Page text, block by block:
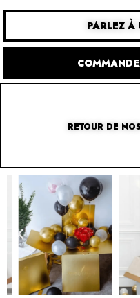
PARLEZ À
RETOUR DE
SOLUTION PAR